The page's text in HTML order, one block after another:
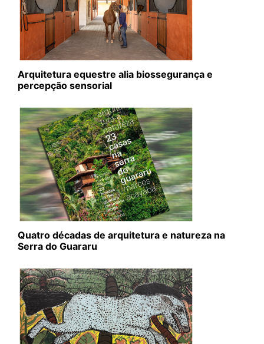
Arquitetura equestre alia biossegurança e
percepção sensorial
Quatro décadas de arquitetura e natureza na
Serra do Guararu